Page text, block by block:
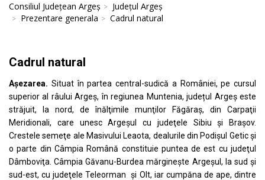
Consiliul Județean Argeș
Județul Argeș
Prezentare generala
Cadrul natural
Cadrul natural
Așezarea. Situat în partea central-sudică a României, pe cursul
superior al râului Argeș, în regiunea Muntenia, județul Argeș este
străjuit, la nord, de înălţimile munţilor Făgăraş, din Carpaţii
Meridionali, care unesc Argeşul cu judeţele Sibiu şi Braşov.
Crestele semeţe ale Masivului Leaota, dealurile din Podişul Getic şi
o parte din Câmpia Română constituie puntea de est cu judeţul
Dâmboviţa. Câmpia Găvanu-Burdea mărgineşte Argeșul, la sud şi
sud-est, cu judeţele Teleorman şi Olt, iar cumpăna de ape, dintre